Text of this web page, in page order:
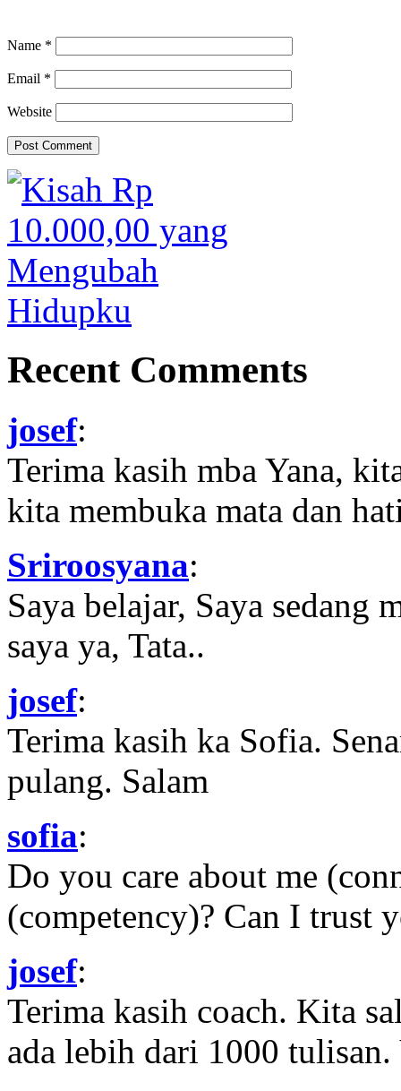
Name *
Email *
Website
Recent Comments
josef:
Terima kasih mba Yana,
kita membuka mata dan
Sriroosyana:
Saya belajar, Saya sedang
saya ya, Tata..
josef:
Terima kasih ka Sofia.
pulang. Salam
sofia:
Do you care about me
(competency)? Can I trust
josef:
Terima kasih coach. Kita
ada lebih dari 1000 tulisan.